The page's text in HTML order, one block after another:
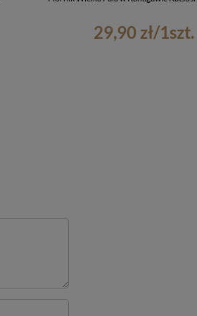
29,90 zł/1szt.